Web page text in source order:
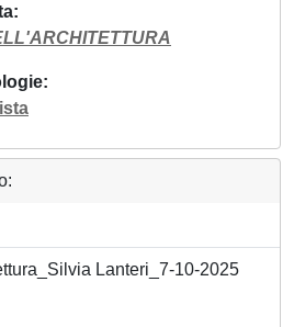
Lanteri_7-10-2025